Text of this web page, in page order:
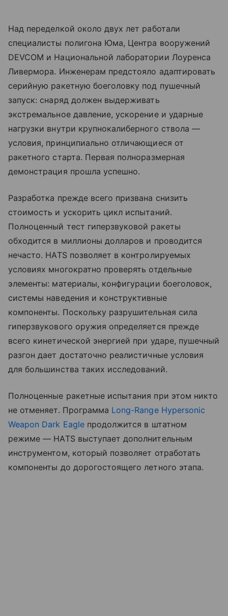
Над переделкой около двух лет работали
специалисты полигона Юма, Центра вооружений
DEVCOM и Национальной лаборатории Лоуренса
Ливермора. Инженерам предстояло адаптировать
серийную ракетную боеголовку под пушечный
запуск: снаряд должен выдерживать
экстремальное давление, ускорение и ударные
нагрузки внутри крупнокалиберного ствола —
условия, принципиально отличающиеся от
ракетного старта. Первая полноразмерная
демонстрация прошла успешно.
Разработка прежде всего призвана снизить
стоимость и ускорить цикл испытаний.
Полноценный тест гиперзвуковой ракеты
обходится в миллионы долларов и проводится
нечасто. HATS позволяет в контролируемых
условиях многократно проверять отдельные
элементы: материалы, конфигурации боеголовок,
системы наведения и конструктивные
компоненты. Поскольку разрушительная сила
гиперзвукового оружия определяется прежде
всего кинетической энергией при ударе, пушечный
разгон дает достаточно реалистичные условия
для большинства таких исследований.
Полноценные ракетные испытания при этом никто
не отменяет. Программа Long-Range Hypersonic
Weapon Dark Eagleпродолжится в штатном
режиме — HATS выступает дополнительным
инструментом, который позволяет отработать
компоненты до дорогостоящего летного этапа.